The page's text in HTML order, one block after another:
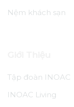
Nệm khách sạn
Tập đoàn INOAC
INOAC Living